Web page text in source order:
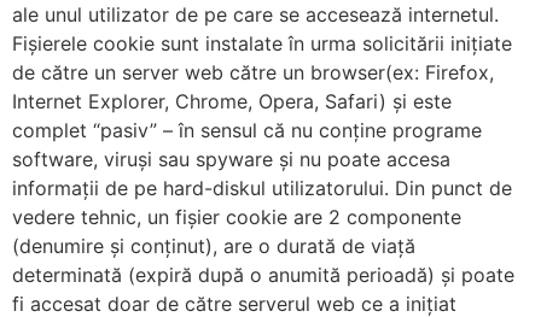
ale unul utilizator de pe care se accesează internetul.
Fișierele cookie sunt instalate în urma solicitării inițiate
de către un server web către un browser(ex: Firefox,
Internet Explorer, Chrome, Opera, Safari) și este
complet “pasiv” – în sensul că nu conține programe
software, viruși sau spyware și nu poate accesa
informații de pe hard-diskul utilizatorului. Din punct de
vedere tehnic, un fișier cookie are 2 componente
(denumire și conținut), are o durată de viață
determinată (expiră după o anumită perioadă) și poate
fi accesat doar de către serverul web ce a inițiat